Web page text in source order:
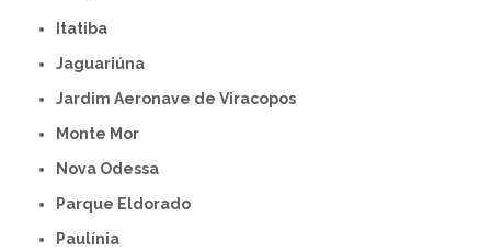
Itatiba
Jaguariúna
Jardim Aeronave de Viracopos
Monte Mor
Nova Odessa
Parque Eldorado
Paulínia